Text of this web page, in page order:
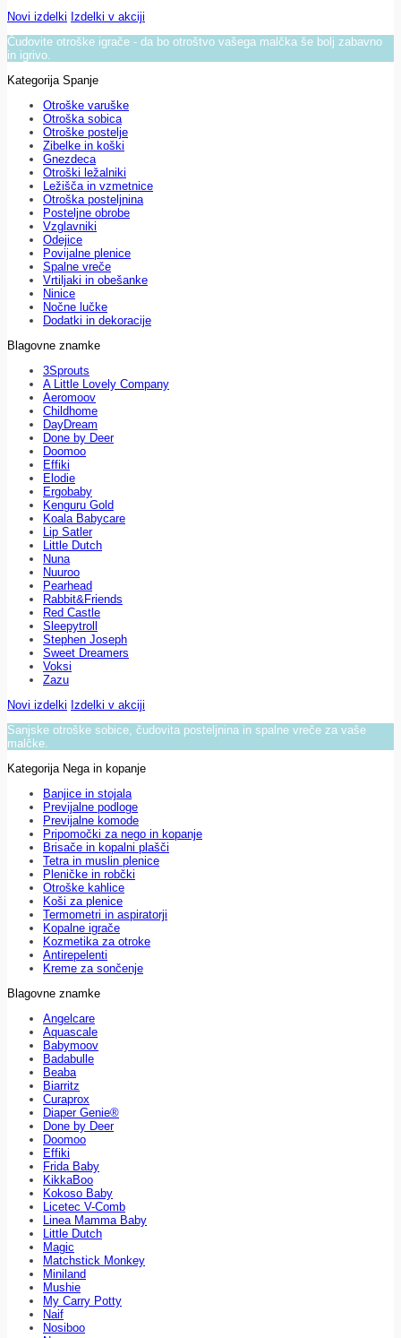
Novi izdelki Izdelki v akciji
Čudovite otroške igrače - da bo otroštvo vašega malčka še bolj zabavno
in igrivo.
Kategorija Spanje
Otroške varuške
Otroška sobica
Otroške postelje
Zibelke in koški
Gnezdeca
Otroški ležalniki
Ležišča in vzmetnice
Otroška posteljnina
Posteljne obrobe
Vzglavniki
Odejice
Povijalne plenice
Spalne vreče
Vrtiljaki in obešanke
Ninice
Nočne lučke
Dodatki in dekoracije
Blagovne znamke
3Sprouts
A Little Lovely Company
Aeromoov
Childhome
DayDream
Done by Deer
Doomoo
Effiki
Elodie
Ergobaby
Kenguru Gold
Koala Babycare
Lip Satler
Little Dutch
Nuna
Nuuroo
Pearhead
Rabbit&Friends
Red Castle
Sleepytroll
Stephen Joseph
Sweet Dreamers
Voksi
Zazu
Novi izdelki Izdelki v akciji
Sanjske otroške sobice, čudovita posteljnina in spalne vreče za vaše
malčke.
Kategorija Nega in kopanje
Banjice in stojala
Previjalne podloge
Previjalne komode
Pripomočki za nego in kopanje
Brisače in kopalni plašči
Tetra in muslin plenice
Pleničke in robčki
Otroške kahlice
Koši za plenice
Termometri in aspiratorji
Kopalne igrače
Kozmetika za otroke
Antirepelenti
Kreme za sončenje
Blagovne znamke
Angelcare
Aquascale
Babymoov
Badabulle
Beaba
Biarritz
Curaprox
Diaper Genie®
Done by Deer
Doomoo
Effiki
Frida Baby
KikkaBoo
Kokoso Baby
Licetec V-Comb
Linea Mamma Baby
Little Dutch
Magic
Matchstick Monkey
Miniland
Mushie
My Carry Potty
Naif
Nosiboo